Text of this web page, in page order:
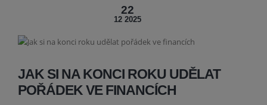
22
12 2025
JAK SI NA KONCI ROKU UDĚLAT
POŘÁDEK VE FINANCÍCH